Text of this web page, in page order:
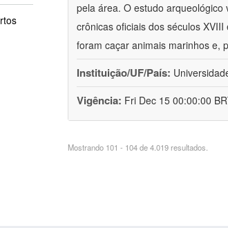
pela área. O estudo
crônicas oficiais dos séculos
foram caçar animais marinhos e,
Instituição/UF/País:
Vigência: Fri Dec 15 00:00:00
Mostrando 101 - 104 de 4.019 resultados.